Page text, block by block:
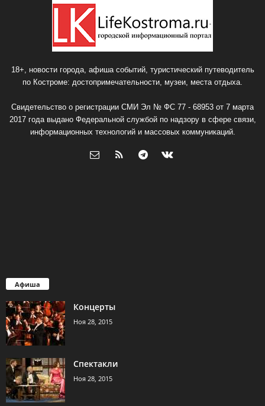
18+, новости города, афиша событий, туристический путеводитель
по Костроме: достопримечательности, музеи, места отдыха.
Свидетельство о регистрации СМИ Эл № ФС 77 - 68953 от 7 марта
2017 года выдано Федеральной службой по надзору в сфере связи,
информационных технологий и массовых коммуникаций.
Афиша
Концерты
Ноя 28, 2015
Спектакли
Ноя 28, 2015